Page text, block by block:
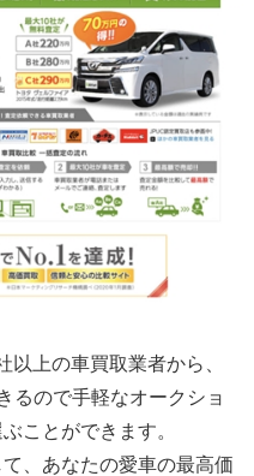
上の車買取業者から、
るので手軽なオークショ
ことができます。
、あなたの愛車の最高価